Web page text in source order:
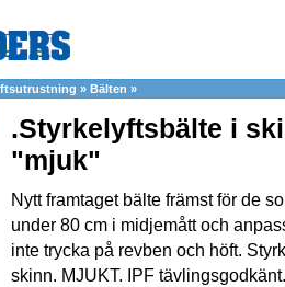
»Bälten »
.Styrkelyftsbälte i
"mjuk"
Nytt framtaget bälte främst för de
under 80 cm i midjemått och
inte trycka på revben och höft.
skinn. MJUKT. IPF